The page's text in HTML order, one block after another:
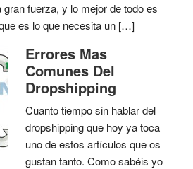
fuerza, y lo mejor de todo es
es lo que necesita un […]
Errores Mas
Comunes Del
Dropshipping
Cuanto tiempo sin hablar del
dropshipping que hoy ya toca
uno de estos artículos que os
gustan tanto. Como sabéis yo